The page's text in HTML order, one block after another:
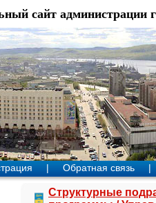
сайт администрации
| Обратная связь |
Структурные